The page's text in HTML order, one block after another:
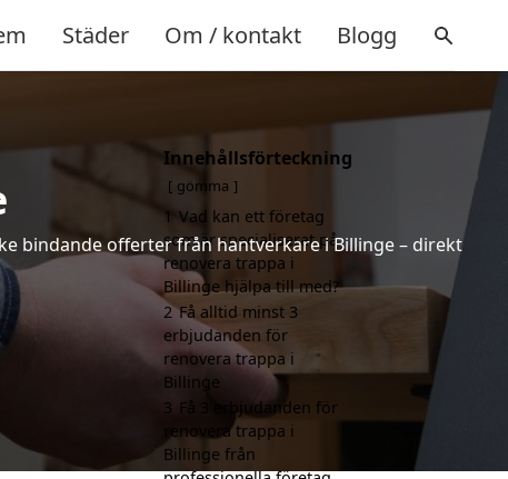
Städer Om / kontakt Blogg
bindande offerter från hantverkare i Billinge – direkt
Innehållsförteckning
gömma
1 Vad kan ett företag
som är specialiserat på
renovera trappa i
Billinge hjälpa till med?
2 Få alltid minst 3
erbjudanden för
renovera trappa i
Billinge
3 Få 3 erbjudanden för
renovera trappa i
Billinge från